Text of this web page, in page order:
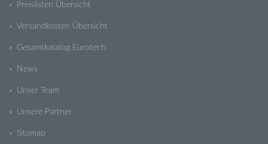
» Preislisten Übersicht
» Versandkosten Übersicht
» Gesamtkatalog Eurotech
» News
» Unser Team
» Unsere Partner
» Sitemap